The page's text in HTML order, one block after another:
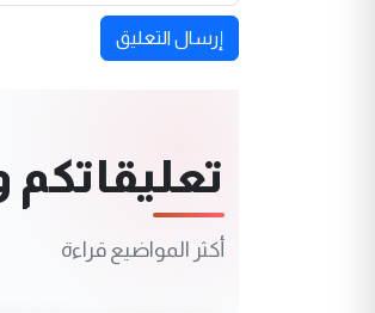
إرسال التعليق
تعليقاتكم
أكثر المواضيع قراءة